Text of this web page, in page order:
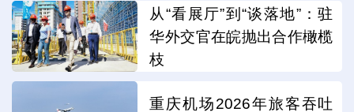
从“看展厅”到“谈落地”：驻
华外交官在皖抛出合作橄榄
枝
重庆机场2026年旅客吞吐